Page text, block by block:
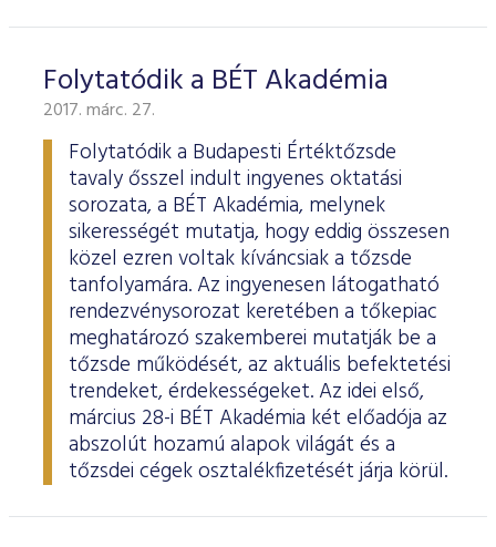
Folytatódik a BÉT Akadémia
2017. márc. 27.
Folytatódik a Budapesti Értéktőzsde
tavaly ősszel indult ingyenes oktatási
sorozata, a BÉT Akadémia, melynek
sikerességét mutatja, hogy eddig összesen
közel ezren voltak kíváncsiak a tőzsde
tanfolyamára. Az ingyenesen látogatható
rendezvénysorozat keretében a tőkepiac
meghatározó szakemberei mutatják be a
tőzsde működését, az aktuális befektetési
trendeket, érdekességeket. Az idei első,
március 28-i BÉT Akadémia két előadója az
abszolút hozamú alapok világát és a
tőzsdei cégek osztalékfizetését járja körül.